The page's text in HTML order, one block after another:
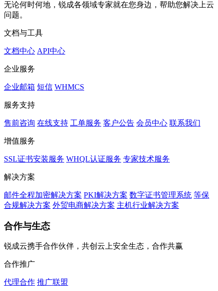
无论何时何地，锐成各领域专家就在您身边，帮助您解决上云
问题。
文档与工具
文档中心 API中心
企业服务
企业邮箱 短信 WHMCS
服务支持
售前咨询 在线支持 工单服务 客户公告 会员中心 联系我们
增值服务
SSL证书安装服务 WHQL认证服务 专家技术服务
解决方案
邮件全程加密解决方案 PKI解决方案 数字证书管理系统 等保
合规解决方案 外贸电商解决方案 主机行业解决方案
合作与生态
锐成云携手合作伙伴，共创云上安全生态，合作共赢
合作推广
代理合作 推广联盟